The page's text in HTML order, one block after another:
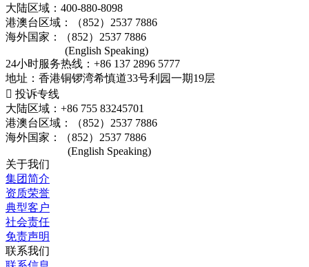
大陆区域：400-880-8098
港澳台区域：（852）2537 7886
海外国家：（852）2537 7886
(English Speaking)
24小时服务热线：+86 137 2896 5777
地址：香港铜锣湾希慎道33号利园一期19层
 投诉专线
大陆区域：+86 755 83245701
港澳台区域：（852）2537 7886
海外国家：（852）2537 7886
(English Speaking)
关于我们
集团简介
资质荣誉
典型客户
社会责任
免责声明
联系我们